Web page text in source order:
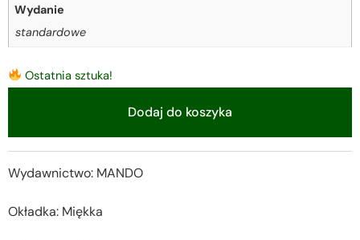
Wydanie
standardowe
Ostatnia sztuka!
Dodaj do koszyka
Wydawnictwo: MANDO
Okładka: Miękka